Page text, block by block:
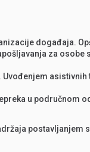
događaja.
za osobe
u područnom